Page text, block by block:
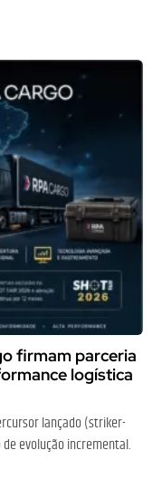
firmam parceria
logística
lançado (striker-
evolução incremental.